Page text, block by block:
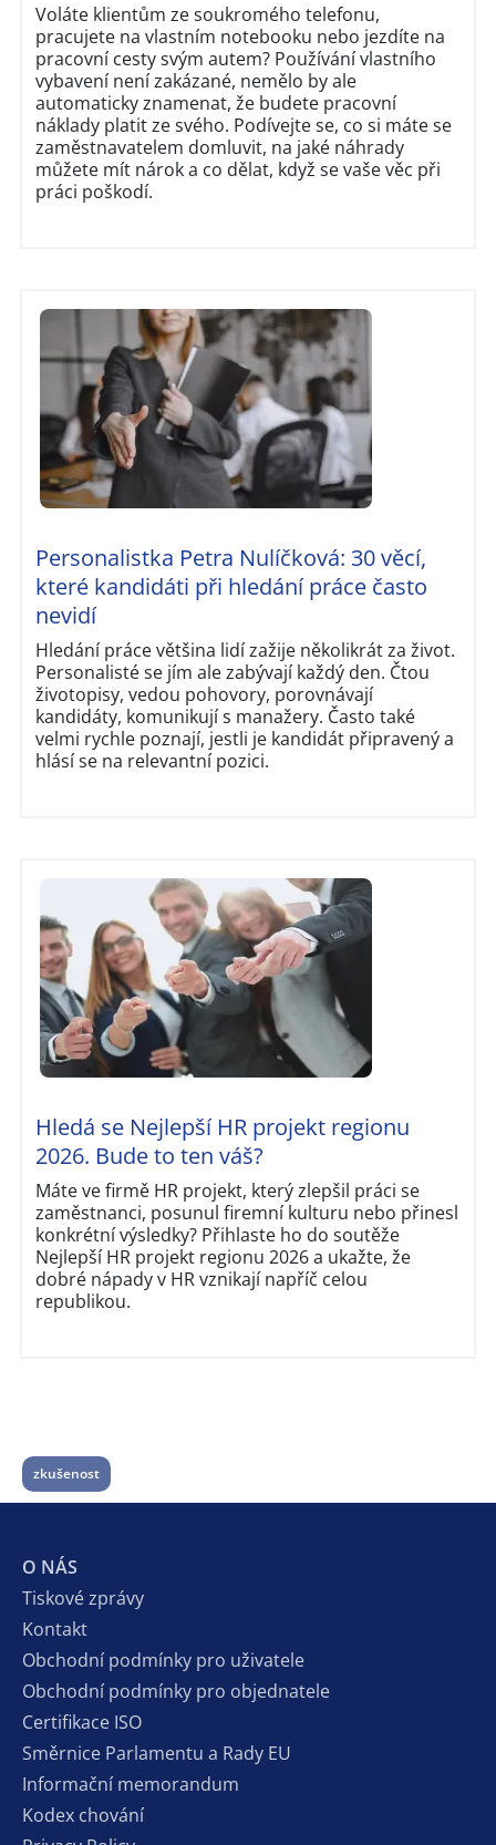
Voláte klientům ze soukromého telefonu,
pracujete na vlastním notebooku nebo jezdíte na
pracovní cesty svým autem? Používání vlastního
vybavení není zakázané, nemělo by ale
automaticky znamenat, že budete pracovní
náklady platit ze svého. Podívejte se, co si máte se
zaměstnavatelem domluvit, na jaké náhrady
můžete mít nárok a co dělat, když se vaše věc při
práci poškodí.
Personalistka Petra Nulíčková: 30 věcí,
které kandidáti při hledání práce často
nevidí
Hledání práce většina lidí zažije několikrát za život.
Personalisté se jím ale zabývají každý den. Čtou
životopisy, vedou pohovory, porovnávají
kandidáty, komunikují s manažery. Často také
velmi rychle poznají, jestli je kandidát připravený a
hlásí se na relevantní pozici.
Hledá se Nejlepší HR projekt regionu
2026. Bude to ten váš?
Máte ve firmě HR projekt, který zlepšil práci se
zaměstnanci, posunul firemní kulturu nebo přinesl
konkrétní výsledky? Přihlaste ho do soutěže
Nejlepší HR projekt regionu 2026 a ukažte, že
dobré nápady v HR vznikají napříč celou
republikou.
zkušenost
O NÁS
Tiskové zprávy
Kontakt
Obchodní podmínky pro uživatele
Obchodní podmínky pro objednatele
Certifikace ISO
Směrnice Parlamentu a Rady EU
Informační memorandum
Kodex chování